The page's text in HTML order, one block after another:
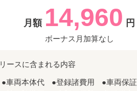
月額 14,960 円
ボーナス月加算なし
リースに含まれる内容
●車両本体代 ●登録諸費用
●車両保証